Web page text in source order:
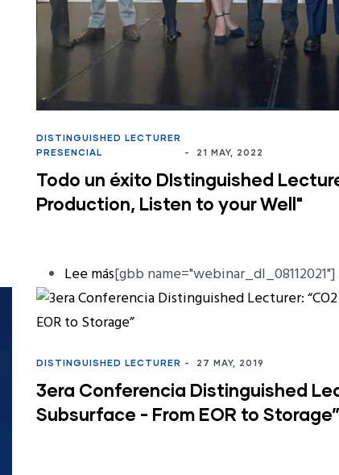
DISTINGUISHED LECTURER
PRESENCIAL
- 21 MAY, 2022
Todo un éxito DIstinguished
Production, Listen to your Well"
Lee mássobre
DL
Corrosión
de
las
Soldaduras
[gbb name="webinar_dl_08112021"]
DISTINGUISHED LECTURER - 27 MAY, 2019
3era Conferencia Distinguished
Subsurface - From EOR to Storage”